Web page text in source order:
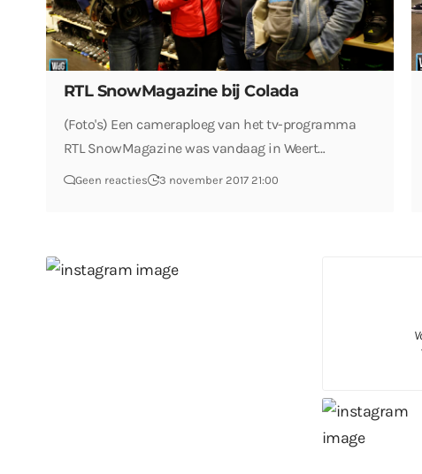
RTL SnowMagazine bij Colada
(Foto's) Een cameraploeg van het tv-programma
RTL SnowMagazine was vandaag in Weert…
Geen reacties 3 november 2017 21:00